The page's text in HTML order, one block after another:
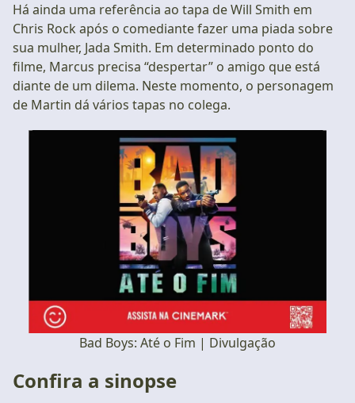
Há ainda uma referência ao tapa de Will Smith em
Chris Rock após o comediante fazer uma piada sobre
sua mulher, Jada Smith. Em determinado ponto do
filme, Marcus precisa “despertar” o amigo que está
diante de um dilema. Neste momento, o personagem
de Martin dá vários tapas no colega.
Bad Boys: Até o Fim | Divulgação
Confira a sinopse